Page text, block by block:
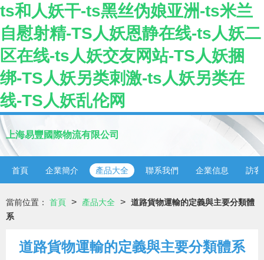
ts和人妖干-ts黑丝伪娘亚洲-ts米兰
自慰射精-TS人妖恩静在线-ts人妖二
区在线-ts人妖交友网站-TS人妖捆
绑-TS人妖另类刺激-ts人妖另类在
线-TS人妖乱伦网
上海易豐國際物流有限公司
首頁 企業簡介 產品大全 聯系我們 企業信息 訪客
當前位置： 首頁 > 產品大全 > 道路貨物運輸的定義與主要分類體
系
道路貨物運輸的定義與主要分類體系